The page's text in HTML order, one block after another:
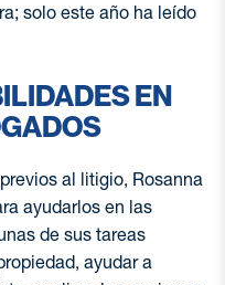
solo este año ha leído
EN
al litigio, Rosanna
ayudarlos en las
de sus tareas
ayudar a